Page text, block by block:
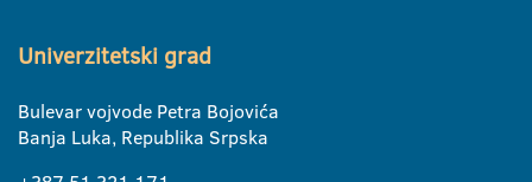
Univerzitetski grad
Bulevar vojvode Petra Bojovića
Banja Luka, Republika Srpska